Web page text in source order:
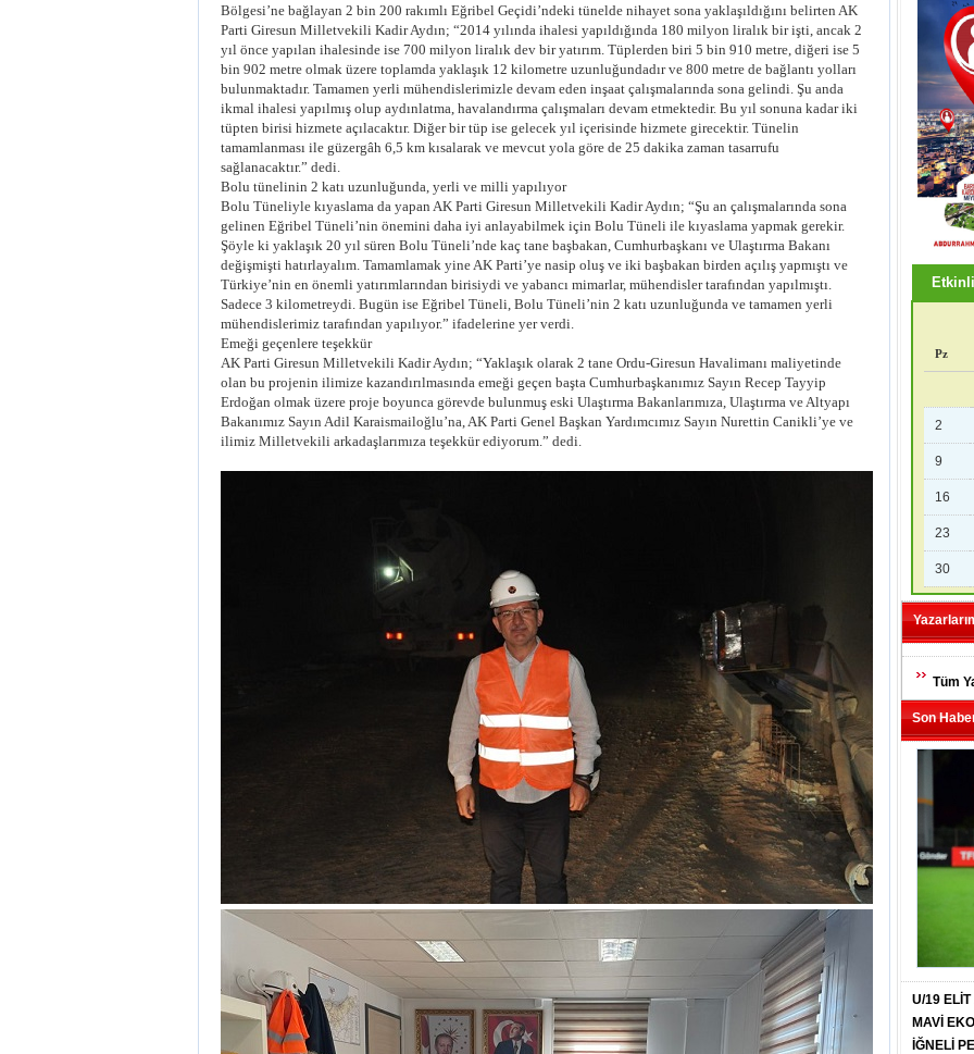
Bölgesi’ne bağlayan 2 bin 200 rakımlı Eğribel Geçidi’ndeki tünelde nihayet sona yaklaşıldığını belirten AK
Parti Giresun Milletvekili Kadir Aydın; “2014 yılında ihalesi yapıldığında 180 milyon liralık bir işti, ancak 2
yıl önce yapılan ihalesinde ise 700 milyon liralık dev bir yatırım. Tüplerden biri 5 bin 910 metre, diğeri ise 5
bin 902 metre olmak üzere toplamda yaklaşık 12 kilometre uzunluğundadır ve 800 metre de bağlantı yolları
bulunmaktadır. Tamamen yerli mühendislerimizle devam eden inşaat çalışmalarında sona gelindi. Şu anda
ikmal ihalesi yapılmış olup aydınlatma, havalandırma çalışmaları devam etmektedir. Bu yıl sonuna kadar iki
tüpten birisi hizmete açılacaktır. Diğer bir tüp ise gelecek yıl içerisinde hizmete girecektir. Tünelin
tamamlanması ile güzergâh 6,5 km kısalarak ve mevcut yola göre de 25 dakika zaman tasarrufu
sağlanacaktır.” dedi.
Bolu tünelinin 2 katı uzunluğunda, yerli ve milli yapılıyor
Bolu Tüneliyle kıyaslama da yapan AK Parti Giresun Milletvekili Kadir Aydın; “Şu an çalışmalarında sona
gelinen Eğribel Tüneli’nin önemini daha iyi anlayabilmek için Bolu Tüneli ile kıyaslama yapmak gerekir.
Şöyle ki yaklaşık 20 yıl süren Bolu Tüneli’nde kaç tane başbakan, Cumhurbaşkanı ve Ulaştırma Bakanı
değişmişti hatırlayalım. Tamamlamak yine AK Parti’ye nasip oluş ve iki başbakan birden açılış yapmıştı ve
Türkiye’nin en önemli yatırımlarından birisiydi ve yabancı mimarlar, mühendisler tarafından yapılmıştı.
Sadece 3 kilometreydi. Bugün ise Eğribel Tüneli, Bolu Tüneli’nin 2 katı uzunluğunda ve tamamen yerli
mühendislerimiz tarafından yapılıyor.” ifadelerine yer verdi.
Emeği geçenlere teşekkür
AK Parti Giresun Milletvekili Kadir Aydın; “Yaklaşık olarak 2 tane Ordu-Giresun Havalimanı maliyetinde
olan bu projenin ilimize kazandırılmasında emeği geçen başta Cumhurbaşkanımız Sayın Recep Tayyip
Erdoğan olmak üzere proje boyunca görevde bulunmuş eski Ulaştırma Bakanlarımıza, Ulaştırma ve Altyapı
Bakanımız Sayın Adil Karaismailoğlu’na, AK Parti Genel Başkan Yardımcımız Sayın Nurettin Canikli’ye ve
ilimiz Milletvekili arkadaşlarımıza teşekkür ediyorum.” dedi.
Pz
2
9
16
23
30
Tüm
Son
U/19
MAVİ
İĞNELİ